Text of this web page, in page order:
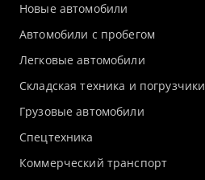
Новые автомобили
Автомобили с пробегом
Легковые автомобили
Складская техника и погрузчики
Грузовые автомобили
Спецтехника
Коммерческий транспорт